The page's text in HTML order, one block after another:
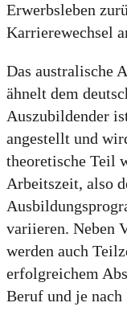
Erwerbsleben
Karrierewechsel
Das australische
ähnelt dem
Auszubildender
angestellt und
theoretische Teil
Arbeitszeit, also
variieren. Neben
werden auch
erfolgreichem
Beruf und je